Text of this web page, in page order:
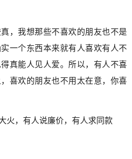
，我想那些不喜欢的朋友也不是
一个东西本来就有人喜欢有人不
真能人见人爱。所以，有人不喜
喜欢的朋友也不用太在意，你喜